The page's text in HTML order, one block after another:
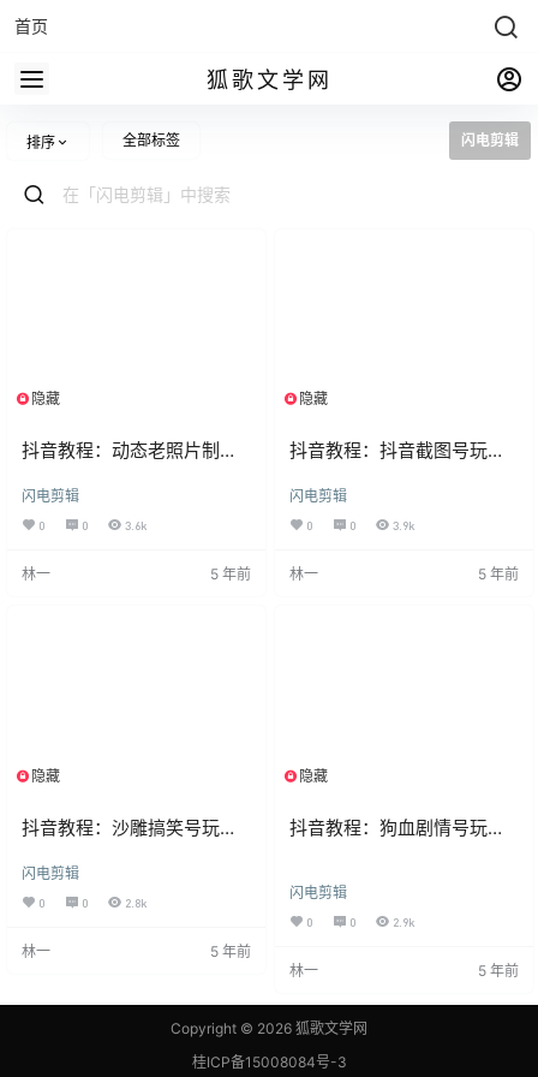
首页
狐歌文学网
排序 全部标签 闪电剪辑
隐藏
抖音教程：动态老照片制作
闪电剪辑
0 0 3.6k
林一 5 年前
隐藏
抖音教程：抖音截图号玩法
闪电剪辑
0 0 3.9k
林一 5 年前
隐藏
抖音教程：沙雕搞笑号玩法
闪电剪辑
0 0 2.8k
林一 5 年前
隐藏
抖音教程：狗血剧情号玩法
闪电剪辑
0 0 2.9k
林一 5 年前
Copyright © 2026 狐歌文学网
桂ICP备15008084号-3